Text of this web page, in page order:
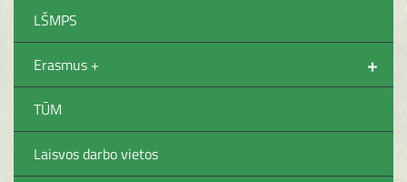
LŠMPS
+
Erasmus +
TŪM
Laisvos darbo vietos